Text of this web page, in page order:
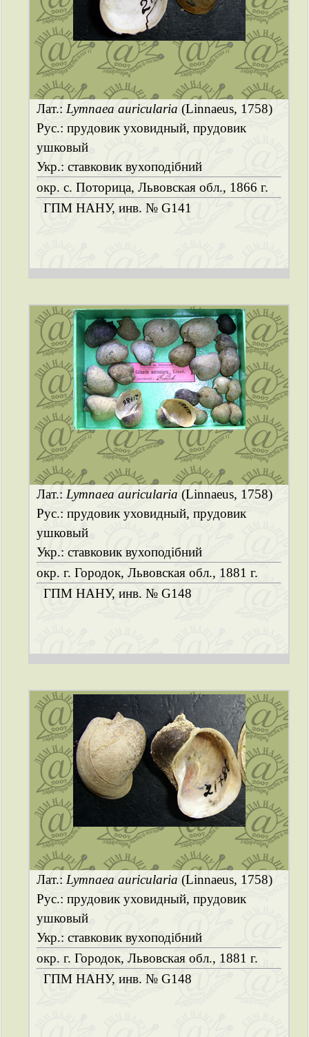
Лат.: Lymnaea auricularia (Linnaeus, 1758)
Рус.: прудовик уховидный, прудовик
ушковый
Укр.: ставковик вухоподібний
окр. с. Поторица, Львовская обл., 1866 г.
ГПМ НАНУ, инв. № G141
Лат.: Lymnaea auricularia (Linnaeus, 1758)
Рус.: прудовик уховидный, прудовик
ушковый
Укр.: ставковик вухоподібний
окр. г. Городок, Львовская обл., 1881 г.
ГПМ НАНУ, инв. № G148
Лат.: Lymnaea auricularia (Linnaeus, 1758)
Рус.: прудовик уховидный, прудовик
ушковый
Укр.: ставковик вухоподібний
окр. г. Городок, Львовская обл., 1881 г.
ГПМ НАНУ, инв. № G148